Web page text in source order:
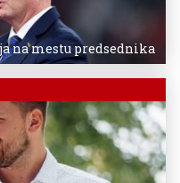
na mestu predsednika